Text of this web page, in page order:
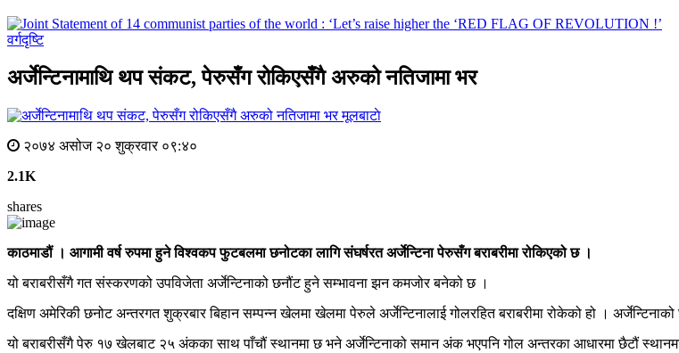
वर्गदृष्टि
अर्जेन्टिनामाथि थप संकट, पेरुसँग रोकिएसँगै अरुको नतिजामा भर
मूलबाटाे
२०७४ असोज २० शुक्रवार ०९:४०
2.1K
shares
काठमाडौं । आगामी वर्ष रुपमा हुने विश्वकप फुटबलमा छनोटका लागि संघर्षरत अर्जेन्टिना पेरुसँग बराबरीमा रोकिएको छ ।
यो बराबरीसँगै गत संस्करणको उपविजेता अर्जेन्टिनाको छनौंट हुने सम्भावना झन कमजोर बनेको छ ।
दक्षिण अमेरिकी छनोट अन्तरगत शुक्रबार बिहान सम्पन्न खेलमा खेलमा पेरुले अर्जेन्टिनालाई गोलरहित बराबरीमा रोकेको हो ।
यो बराबरीसँगै पेरु १७ खेलबाट २५ अंकका साथ पाँचौं स्थानमा छ भने अर्जेन्टिनाको समान अंक भएपनि गोल अन्तरका आधारमा छैटौं